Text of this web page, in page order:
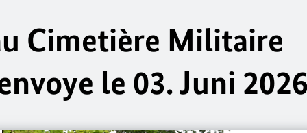
Cimetière Militaire
le 03. Juni